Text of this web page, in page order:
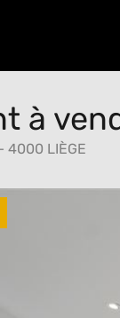
à
4000 LIÈGE